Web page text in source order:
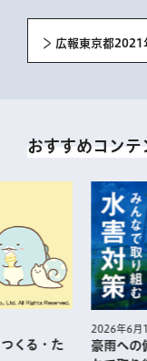
広報東京都2021
おすすめコンテ
くる・た
2026年6月
豪雨への